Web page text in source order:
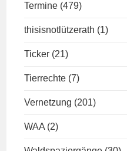
Termine (479)
thisisnotlützerath (1)
Ticker (21)
Tierrechte (7)
Vernetzung (201)
WAA (2)